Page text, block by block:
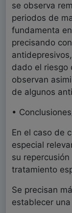
se observa
periodos de
fundamenta
precisando
dado el riesgo
observan
de algunos
•
En el caso de
especial
su
tratamiento
Se precisan
establecer